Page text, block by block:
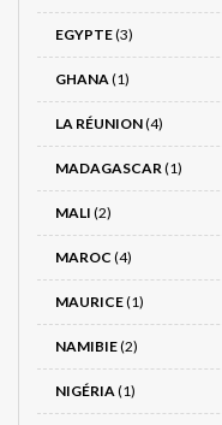
EGYPTE(3)
GHANA(1)
LA RÉUNION(4)
MADAGASCAR(1)
MALI (2)
MAROC (4)
MAURICE(1)
NAMIBIE(2)
NIGÉRIA(1)